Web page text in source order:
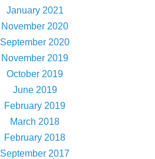
January 2021
November 2020
September 2020
November 2019
October 2019
June 2019
February 2019
March 2018
February 2018
September 2017